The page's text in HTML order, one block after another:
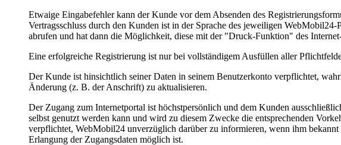
Etwaige Eingabefehler kann der Kunde vor dem Absenden des
Vertragsschluss durch den Kunden ist in der Sprache des jeweiligen
abrufen und hat dann die Möglichkeit, diese mit der "Druck-Funktion" des
Eine erfolgreiche Registrierung ist nur bei vollständigem Ausfüllen aller
Der Kunde ist hinsichtlich seiner Daten in seinem Benutzerkonto verpflichtet,
Änderung (z. B. der Anschrift) zu aktualisieren.
Der Zugang zum Internetportal ist höchstpersönlich und dem Kunden
selbst genutzt werden kann und wird zu diesem Zwecke die entsprechenden
verpflichtet, WebMobil24 unverzüglich darüber zu informieren, wenn ihm
Erlangung der Zugangsdaten möglich ist.